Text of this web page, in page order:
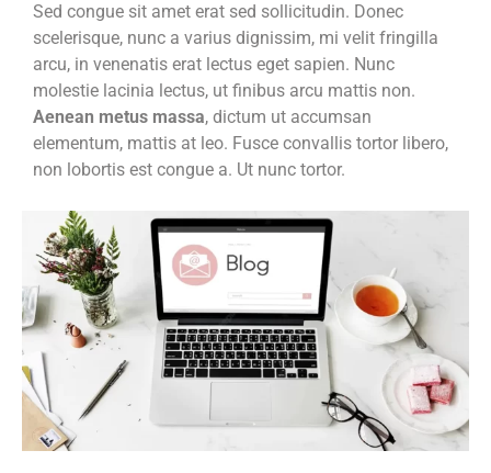
Sed congue sit amet erat sed sollicitudin. Donec
scelerisque, nunc a varius dignissim, mi velit fringilla
arcu, in venenatis erat lectus eget sapien. Nunc
molestie lacinia lectus, ut finibus arcu mattis non.
Aenean metus massa, dictum ut accumsan
elementum, mattis at leo. Fusce convallis tortor libero,
non lobortis est congue a. Ut nunc tortor.